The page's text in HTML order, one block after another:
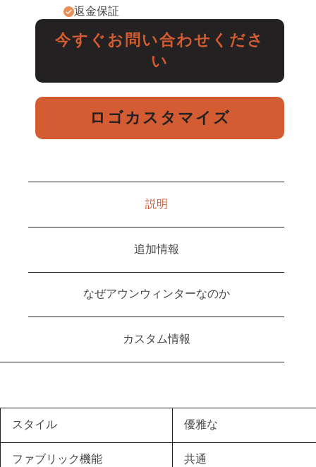
返金保証
今すぐお問い合わせくださ
い
ロゴカスタマイズ
説明
追加情報
なぜアウンウィンターなのか
カスタム情報
スタイル 優雅な
ファブリック機能 共通